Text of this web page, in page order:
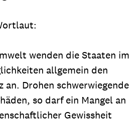
wenden die Staaten im
allgemein den
an. Drohen schwerwiegende
so darf ein Mangel an
Gewissheit